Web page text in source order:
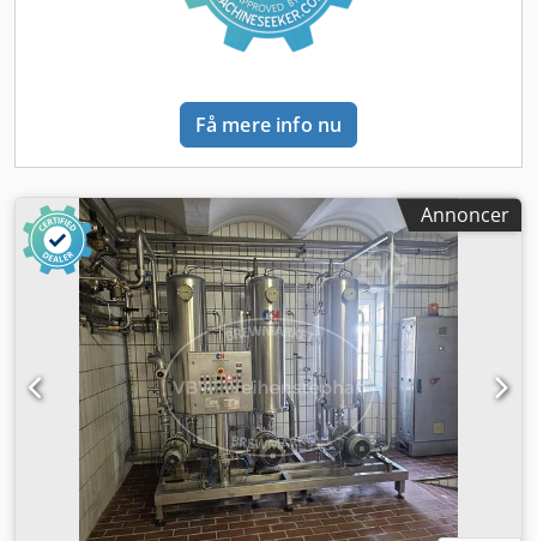
230 V. Frekvens: 50 Hz. Udstyr: 2 x blødgøringstanke (fyldt
med harpiks); salttank; ventiler og rørledninger. Vægt: 390
kg. Dsdpfx Aew Tbunjahokr
Få mere info nu
Annoncer